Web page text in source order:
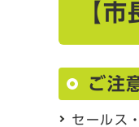
【
ご注
セールス